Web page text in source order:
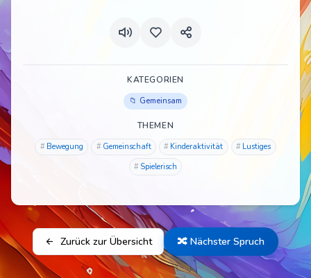
KATEGORIEN
Gemeinsam
THEMEN
Bewegung Gemeinschaft Kinderaktivität
Lustiges
Spielerisch
Zurück zur Übersicht 🔀 Nächster Spruch